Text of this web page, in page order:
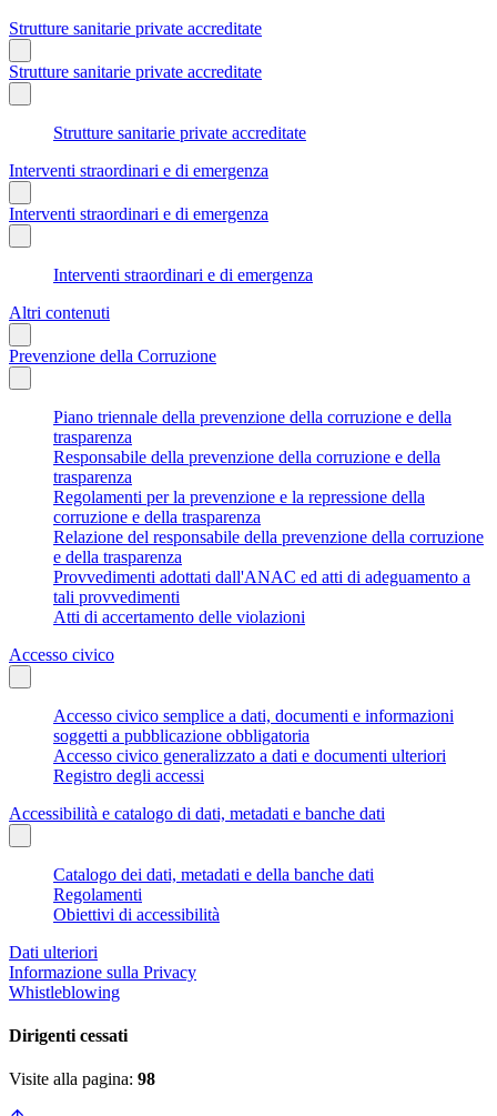
Strutture sanitarie private accreditate
Strutture sanitarie private accreditate
Strutture sanitarie private accreditate
Interventi straordinari e di emergenza
Interventi straordinari e di emergenza
Interventi straordinari e di emergenza
Altri contenuti
Prevenzione della Corruzione
Piano triennale della prevenzione della corruzione e della
trasparenza
Responsabile della prevenzione della corruzione e della
trasparenza
Regolamenti per la prevenzione e la repressione della
corruzione e della trasparenza
Relazione del responsabile della prevenzione della corruzione
e della trasparenza
Provvedimenti adottati dall'ANAC ed atti di adeguamento a
tali provvedimenti
Atti di accertamento delle violazioni
Accesso civico
Accesso civico semplice a dati, documenti e informazioni
soggetti a pubblicazione obbligatoria
Accesso civico generalizzato a dati e documenti ulteriori
Registro degli accessi
Accessibilità e catalogo di dati, metadati e banche dati
Catalogo dei dati, metadati e della banche dati
Regolamenti
Obiettivi di accessibilità
Dati ulteriori
Informazione sulla Privacy
Whistleblowing
Dirigenti cessati
Visite alla pagina: 98